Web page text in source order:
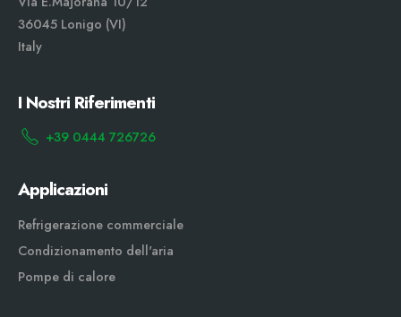
36045 Lonigo (VI)
Italy
I Nostri Riferimenti
+39 0444 726726
Applicazioni
Refrigerazione commerciale
Condizionamento dell'aria
Pompe di calore